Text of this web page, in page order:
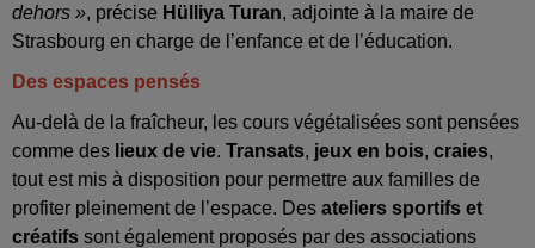
dehors », précise Hülliya Turan, adjointe à la maire de
Strasbourg en charge de l’enfance et de l’éducation.
Des espaces pensés
Au-delà de la fraîcheur, les cours végétalisées sont pensées
comme des lieux de vie. Transats, jeux en bois, craies,
tout est mis à disposition pour permettre aux familles de
profiter pleinement de l’espace. Des ateliers sportifs et
créatifs sont également proposés par des associations